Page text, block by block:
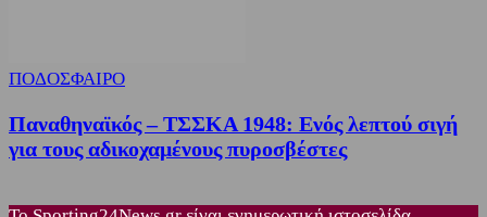
ΠΟΔΟΣΦΑΙΡΟ
Παναθηναϊκός – ΤΣΣΚΑ 1948: Ενός λεπτού σιγή
για τους αδικοχαμένους πυροσβέστες